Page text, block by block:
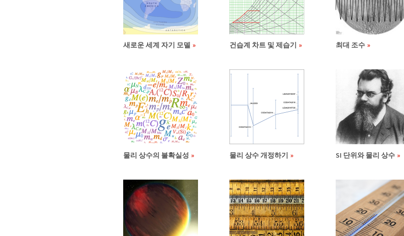
새로운 세계 자기 모델 건습계 차트 및 제습기 최대 조수
물리 상수의 불확실성 물리 상수 개정하기 SI 단위와 물리 상수